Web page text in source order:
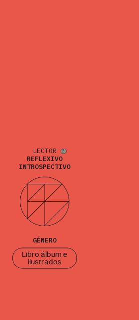
LECTOR
REFLEXIVO
INTROSPECTIVO
GÉNERO
Libro álbum e
ilustrados